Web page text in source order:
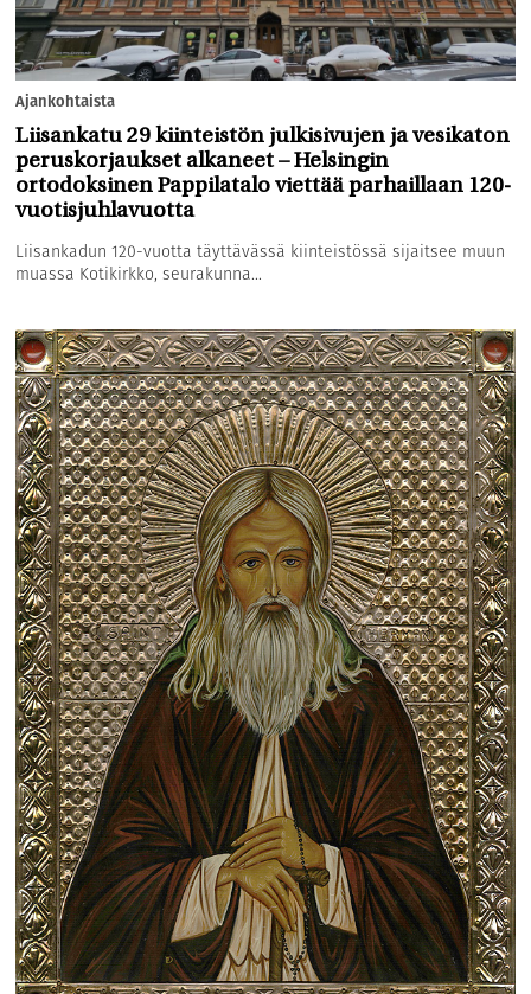
Ajankohtaista
Liisankatu 29 kiinteistön julkisivujen ja vesikaton
peruskorjaukset alkaneet – Helsingin
ortodoksinen Pappilatalo viettää parhaillaan 120-
vuotisjuhlavuotta
Liisankadun 120-vuotta täyttävässä kiinteistössä sijaitsee muun
muassa Kotikirkko, seurakunna...